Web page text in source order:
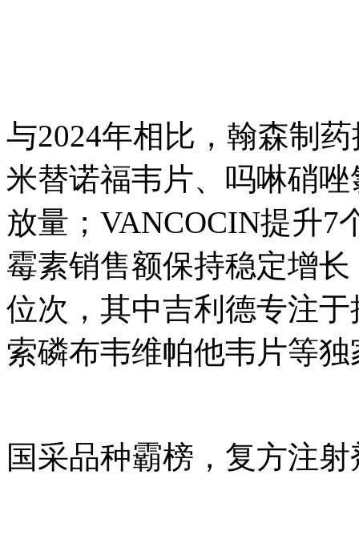
与2024年相比，翰森制
米替诺福韦片、吗啉硝
放量；VANCOCIN提升7
霉素销售额保持稳定增
位次，其中吉利德专注
索磷布韦维帕他韦片等
国采品种霸榜，复方注射